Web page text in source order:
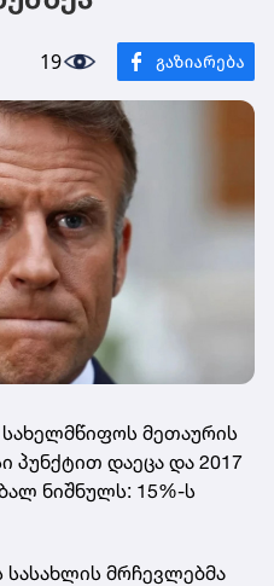
19
მეთაურის
პუნქტით დაეცა და 2017
ნიშნულს: 15%-ს
მრჩევლებმა